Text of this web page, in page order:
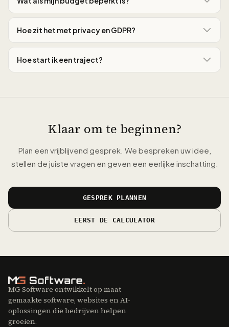
Hoe zit het met privacy en GDPR?
Hoe start ik een traject?
Klaar om te beginnen?
Plan een vrijblijvend gesprek. We bespreken uw idee,
stellen de juiste vragen en geven een eerlijke inschatting.
GESPREK PLANNEN
EERST DE CALCULATOR
MG Software ontwikkelt op maat
gemaakte software, websites en AI-
oplossingen die bedrijven helpen
groeien.